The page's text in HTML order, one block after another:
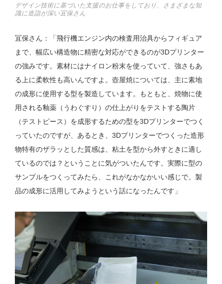
デザイン技術に基づいた支援のお仕事をしており、さまざまな知
識に造詣が深い冝保さん
冝保さん：「飛行機エンジン内の検査用治具からフィギュア
まで、幅広い構造物に精密な対応ができるのが3Dプリンター
の強みです。素材にはナイロン粉末を使っていて、強さもあ
る上に柔軟性も高いんですよ。壺屋焼については、主に素地
の成形に使用する型を製造しています。もともと、焼物に使
用される釉薬（うわぐすり）の仕上がりをテストする陶片
（テストピース）を成形するための型を3Dプリンターでつく
っていたのですが、あるとき、3Dプリンターでつくった造形
物特有のザラッとした質感は、粘土を型から外すときに適し
ているのでは？ということに気がついたんです。実際に型の
サンプルをつくってみたら、これがなかなかいい感じで。製
品の成形に活用してみようという話になったんです」